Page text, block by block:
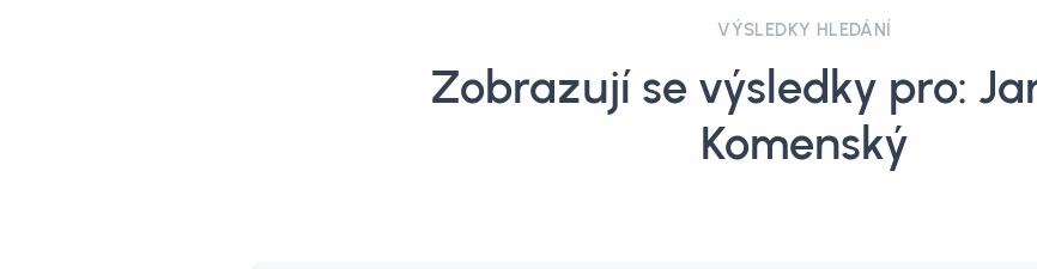
VÝSLEDKY HLEDÁNÍ
Zobrazují se výsledky pro:
Komenský